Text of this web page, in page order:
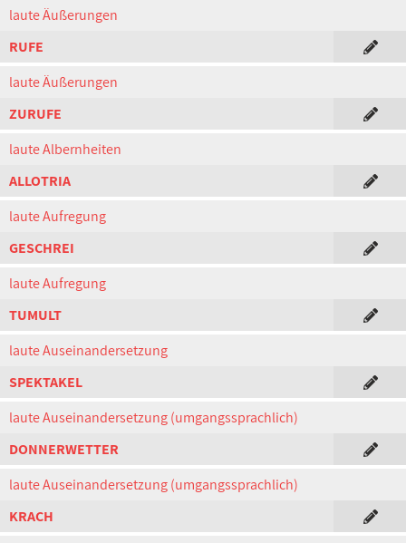
laute Äußerungen
RUFE
laute Äußerungen
ZURUFE
laute Albernheiten
ALLOTRIA
laute Aufregung
GESCHREI
laute Aufregung
TUMULT
laute Auseinandersetzung
SPEKTAKEL
laute Auseinandersetzung (umgangssprachlich)
DONNERWETTER
laute Auseinandersetzung (umgangssprachlich)
KRACH